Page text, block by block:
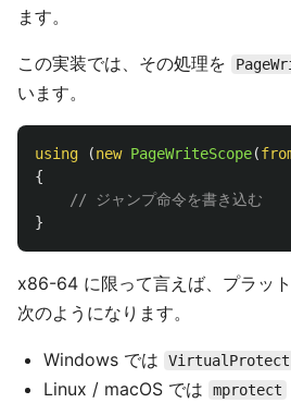
ます。
この実装では、その処理を
います。
using (new PageWriteScope(
{
// ジャンプ命令を書き込む
}
x86-64 に限って言えば、プラッ
次のようになります。
Windows では VirtualProtect
Linux / macOS では mprotect